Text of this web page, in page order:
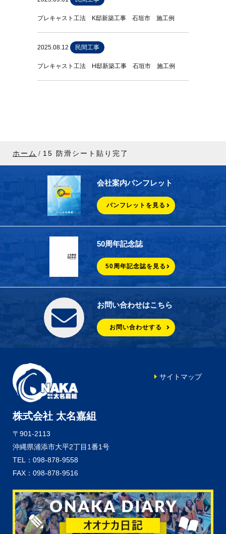
プレキャスト工法 K邸新築工事 石垣市 施工例
2025.08.12 民間工事
プレキャスト工法 H邸新築工事 石垣市 施工例
ホーム 15 防滑シート貼り完了
会社案内パンフレット
パンフレットを見る
50周年記念誌
50周年記念誌を見る
お問い合わせはこちら
お問い合わせする
株式会社 太名嘉組
〒901-2113
沖縄県浦添市大平2丁目1番1号
TEL：098-878-9558
FAX：098-878-9516
サイトマップ